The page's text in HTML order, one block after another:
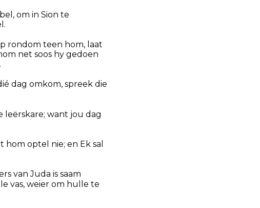
om in Sion te
rondom teen hom, laat
net soos hy gedoen
dag omkom, spreek die
leërskare; want jou dag
hom optel nie; en Ek sal
van Juda is saam
vas, weier om hulle te